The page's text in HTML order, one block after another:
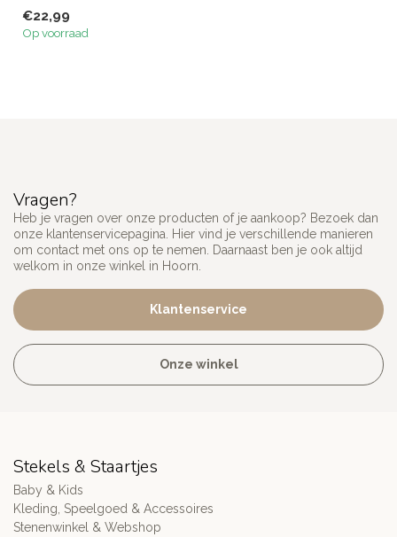
€22,99
Op voorraad
Vragen?
Heb je vragen over onze producten of je aankoop? Bezoek dan
onze klantenservicepagina. Hier vind je verschillende manieren
om contact met ons op te nemen. Daarnaast ben je ook altijd
welkom in onze winkel in Hoorn.
Klantenservice
Onze winkel
Stekels & Staartjes
Baby & Kids
Kleding, Speelgoed & Accessoires
Stenenwinkel & Webshop